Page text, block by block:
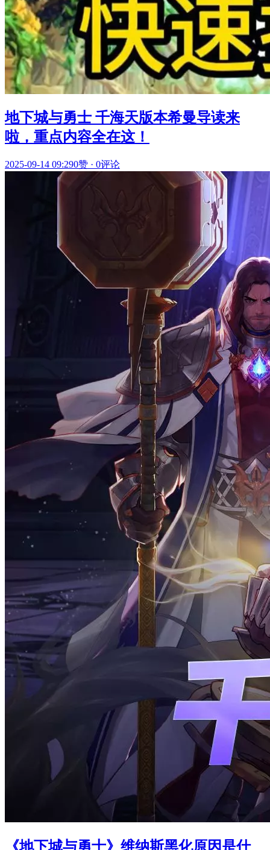
地下城与勇士 千海天版本希曼导读来
啦，重点内容全在这！
2025-09-14 09:290赞 · 0评论
《地下城与勇士》维纳斯黑化原因是什